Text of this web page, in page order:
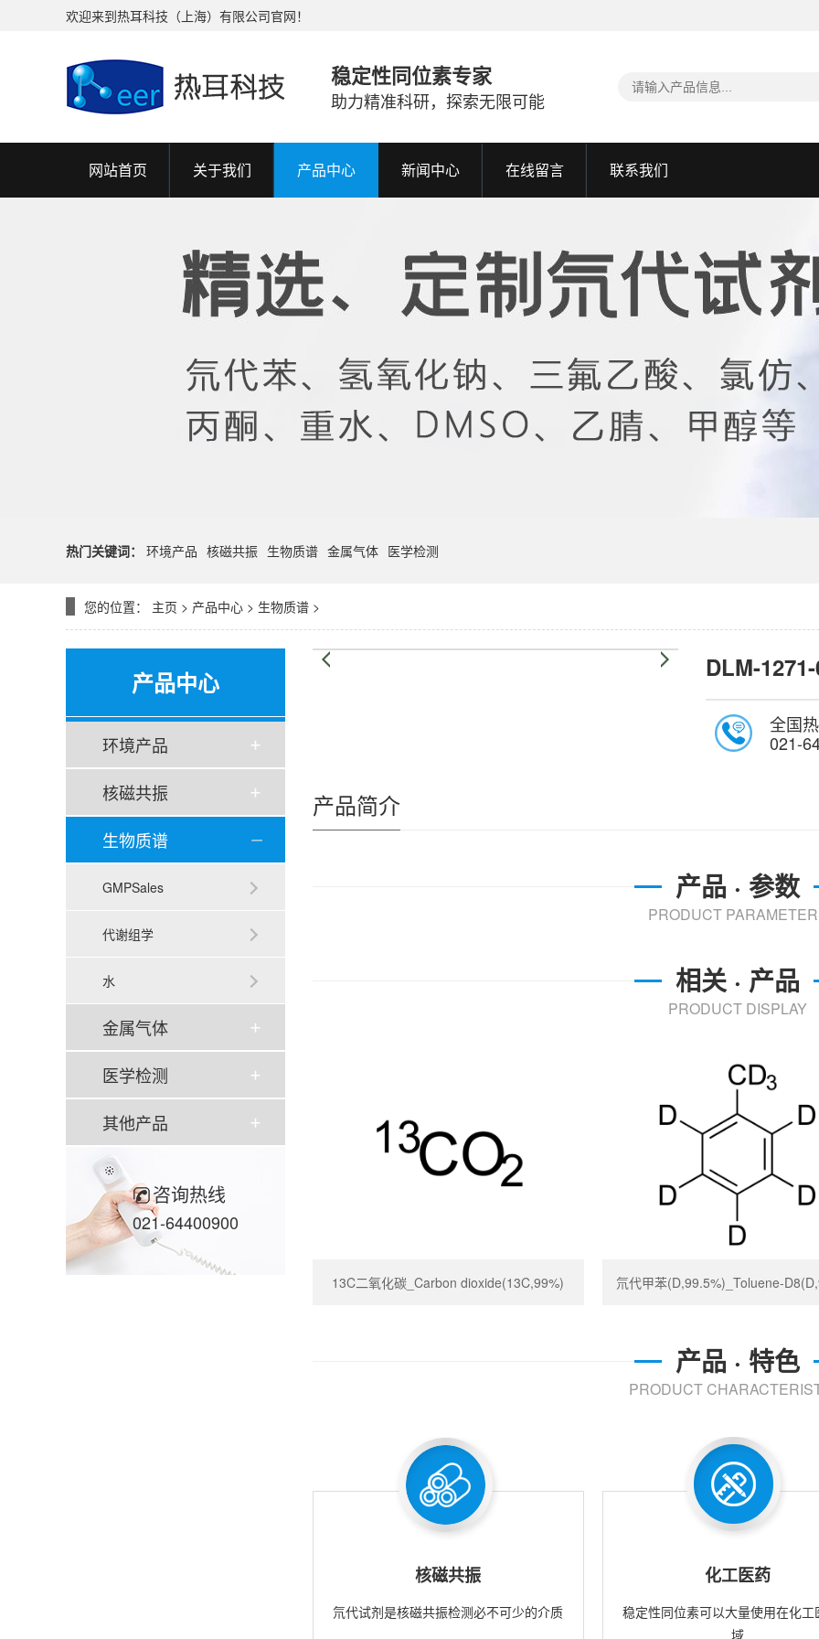
欢迎来到热耳科技（上海）有限公司官网！
稳定性同位素专家
助力精准科研，探索无限可能
网站首页 关于我们 产品中心 新闻中心 在线留言 联系我们
热门关键词： 环境产品 核磁共振 生物质谱 金属气体 医学检测
您的位置： 主页 > 产品中心 > 生物质谱 >
产品中心
环境产品
核磁共振
生物质谱
GMPSales
代谢组学
水
金属气体
医学检测
其他产品
咨询热线
021-64400900
DLM-
全国
021-
产品简介
产品 · 参数
PRODUCT
相关 · 产品
PRODUCT DISPLAY
13C二氧化碳_Carbon dioxide(13C,99%) 氘代甲苯(D,99.5%)_Toluene-
产品 · 特色
PRODUCT
核磁共振
氘代试剂是核磁共振检测必不可少的介质
化工医药
稳定性同位素可以大量使用在化工
域